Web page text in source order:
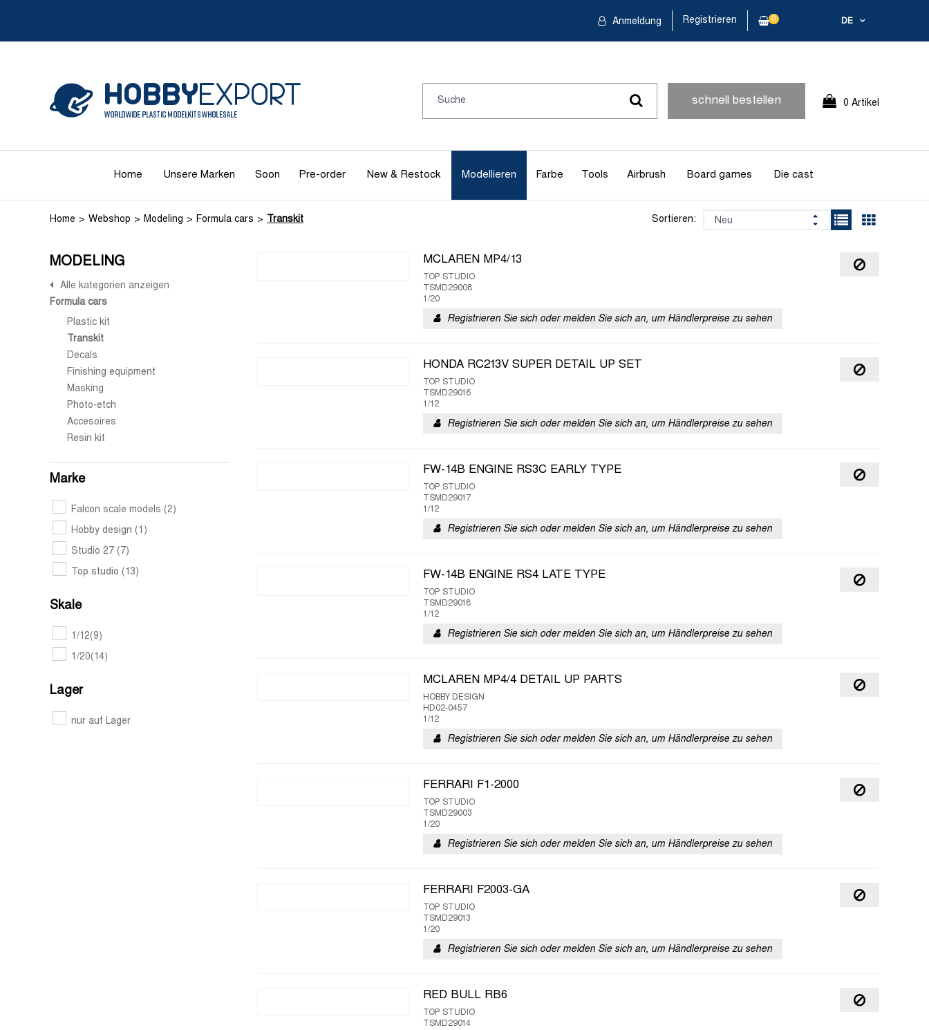
DE
Anmeldung Registrieren 0
schnell bestellen 0 Artikel
Home Unsere Marken Soon Pre-order New & Restock Modellieren Farbe Tools Airbrush Board games Die cast
Home Webshop Modeling Formula cars Transkit Sortieren:
MODELING
Alle kategorien anzeigen
Formula cars
Plastic kit
Transkit
Decals
Finishing equipment
Masking
Photo-etch
Accesoires
Resin kit
Marke
Falcon scale models (2)
Hobby design (1)
Studio 27 (7)
Top studio (13)
Skale
1/12(9)
1/20(14)
Lager
nur auf Lager
MCLAREN MP4/13
TOP STUDIO
TSMD29008
1/20
Registrieren Sie sich oder melden Sie sich an, um Händlerpreise zu sehen
HONDA RC213V SUPER DETAIL UP SET
TOP STUDIO
TSMD29016
1/12
Registrieren Sie sich oder melden Sie sich an, um Händlerpreise zu sehen
FW-14B ENGINE RS3C EARLY TYPE
TOP STUDIO
TSMD29017
1/12
Registrieren Sie sich oder melden Sie sich an, um Händlerpreise zu sehen
FW-14B ENGINE RS4 LATE TYPE
TOP STUDIO
TSMD29018
1/12
Registrieren Sie sich oder melden Sie sich an, um Händlerpreise zu sehen
MCLAREN MP4/4 DETAIL UP PARTS
HOBBY DESIGN
HD02-0457
1/12
Registrieren Sie sich oder melden Sie sich an, um Händlerpreise zu sehen
FERRARI F1-2000
TOP STUDIO
TSMD29003
1/20
Registrieren Sie sich oder melden Sie sich an, um Händlerpreise zu sehen
FERRARI F2003-GA
TOP STUDIO
TSMD29013
1/20
Registrieren Sie sich oder melden Sie sich an, um Händlerpreise zu sehen
RED BULL RB6
TOP STUDIO
TSMD29014